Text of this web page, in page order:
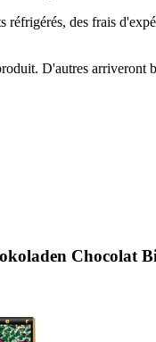
réfrigérés, des frais
D'autres
Chocolat